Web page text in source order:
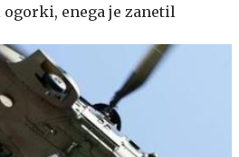
enega je zanetil